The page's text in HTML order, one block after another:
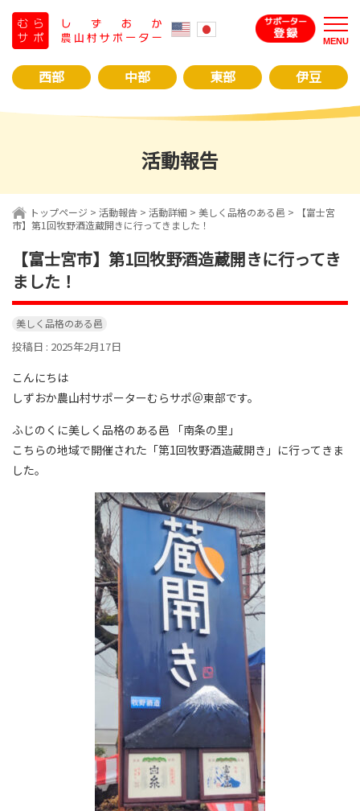
MENU
へ
プ
西部 中部 東部 伊豆
活動報告
トップページ > 活動報告 > 活動詳細 > 美しく品格のある邑 > 【富士宮
市】第1回牧野酒造蔵開きに行ってきました！
【富士宮市】第1回牧野酒造蔵開きに行ってき
ました！
美しく品格のある邑
投稿日 : 2025年2月17日
こんにちは
しずおか農山村サポーターむらサポ＠東部です。
ふじのくに美しく品格のある邑 「南条の里」
こちらの地域で開催された「第1回牧野酒造蔵開き」に行ってきま
した。